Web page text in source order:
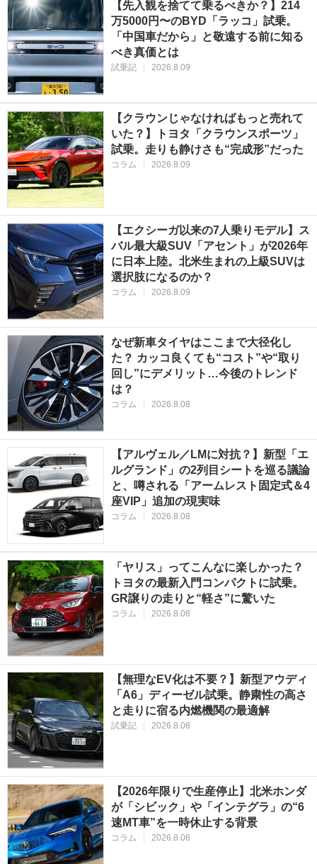
【先入観を捨てて乗るべきか？】214
万5000円〜のBYD「ラッコ」試乗。
「中国車だから」と敬遠する前に知る
べき真価とは
試乗記 2026.8.09
【クラウンじゃなければもっと売れて
いた？】トヨタ「クラウンスポーツ」
試乗。走りも静けさも“完成形”だった
コラム 2026.8.09
【エクシーガ以来の7人乗りモデル】ス
バル最大級SUV「アセント」が2026年
に日本上陸。北米生まれの上級SUVは
選択肢になるのか？
コラム 2026.8.09
なぜ新車タイヤはここまで大径化し
た？ カッコ良くても“コスト”や“取り
回し”にデメリット…今後のトレンド
は？
コラム 2026.8.08
【アルヴェル／LMに対抗？】新型「エ
ルグランド」の2列目シートを巡る議論
と、噂される「アームレスト固定式＆4
座VIP」追加の現実味
コラム 2026.8.08
「ヤリス」ってこんなに楽しかった？
トヨタの最新入門コンパクトに試乗。
GR譲りの走りと“軽さ”に驚いた
コラム 2026.8.08
【無理なEV化は不要？】新型アウディ
「A6」ディーゼル試乗。静粛性の高さ
と走りに宿る内燃機関の最適解
試乗記 | 2026.8.08
【2026年限りで生産停止】北米ホンダ
が「シビック」や「インテグラ」の“6
速MT車”を一時休止する背景
コラム | 2026.8.08